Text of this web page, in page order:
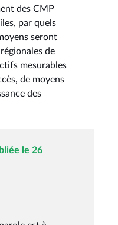
des CMP
par quels
seront
de
mesurables
de moyens
des
le 26